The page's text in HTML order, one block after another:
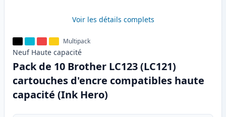
Voir les détails complets
Multipack
Neuf Haute capacité
Pack de 10 Brother LC123 (LC121)
cartouches d'encre compatibles haute
capacité (Ink Hero)